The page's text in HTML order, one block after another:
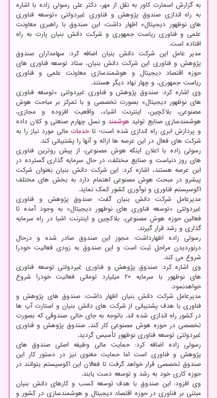
به گزارش اسمارت کاور به نقل از مهر، دکتر علی رسولی زاده با اشاره
به راه اندازی صندوق پژوهش و فناوری غیردولتی «توسعه فناوری
های نوظهور دیجیتال» اظهار داشت: این صندوق با راهبری معاونت
علمی و فناوری ریاست جمهوری و شرکت دانش بنیان پارت به راه
افتاده است.
مدیر عامل این شرکت دانش بنیان اضافه کرد: سهامداران صندوق
پژوهش و فناوری این شرکت دانش بنیان، ستاد توسعه فناوری های
حوزه اقتصاد دیجیتال و هوشمندسازی معاونت علمی و فناوری
ریاست جمهوری، و چهار نهاد دیگر هستند.
وی اشاره کرد: صندوق پژوهش و فناوری غیردولتی «توسعه فناوری
های نوظهور دیجیتال» بصورت تخصصی و با تمرکز بر مباحث هوش
مصنوعی، بلاکچین، اینترنت اشیاء، واقعیت افزوده و مجازی،
هوشمندسازی صنایع تولید هوشمند و نسل چهارم صنعتی و کلان داده
و پردازش ابری راه اندازی شده است؛ تا خدمات مالی مورد نیاز را به
شرکت های فعال در این عرصه ها ارائه و آنها را پشتیبانی کند.
رسولی زاده با اعلان اینکه هوش مصنوعی، از پیش روترین فناوری
های روز دنیاست و صنایع مختلف، در حال سرمایه گذاری گسترده در
این عرصه هستند، اشاره کرد: این شرکت دانش بنیان بعنوان شرکت
پیشرو در مبحث هوش مصنوعی اهتمام دارد به بخش های مختلف
اکوسیستم فناوری و نوآوری کشور کمک نماید.
مدیرعامل شرکت دانش بنیان گفت: صندوق پژوهش و فناوری
غیردولتی «توسعه فناوری های نوظهور دیجیتال» به وجود آمده تا
فعالین حوزه هوش مصنوعی، بلاکچین و اینترنت اشیا در راه سرمایه
گذاری و رشد قرار گیرند.
رسولی زاده اظهارداشت: مجوز این صندوق صادر شده و درحال
درنوردیدن مراحل ثبت است و این صندوق به زودی فعالیت خودرا
شروع می کند.
وی اشاره کرد: صندوق پژوهش و فناوری غیردولتی توسعه فناوری
های نوظهور با سرمایه ۲۰ میلیارد تومانی فعالیت خودرا شروع
خواهدنمود.
مدیرعامل شرکت دانش بنیان اظهار داشت: صندوق های پژوهش و
فناوری با هدف پشتیبانی از شرکت های دانش بنیان و استارت آپ ها
در کشور راه اندازی شده اند. باتوجه به جای خالی صندوقی که بصورت
تخصصی در حوزه هوش مصنوعی کار کند، صندوق پژوهش و فناوری
غیردولتی توسعه فناوری نوظهور تأسیس گردید.
رسولی زاده اضافه کرد: حمایت مالی وظیفه اصلی صندوق های
پژوهش و فناوری است اما حمایت معنوی نیز در دستور کار این
صندوق تخصصی قرار خواهد گرفت تا فعالان این اکوسیستم بتوانند در
حوزه کاری خود به رشد و توسعه دست یابند.
وی افزود: این صندوق با هدف توسعه کسب و کارهای دانش بنیان
مبتنی بر فناوری در حوزه اقتصاد دیجیتال و هوشمندسازی در کشور و